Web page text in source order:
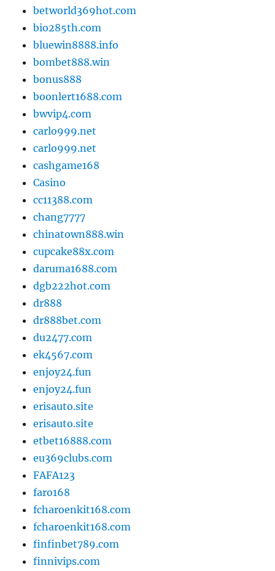
betworld369hot.com
bio285th.com
bluewin8888.info
bombet888.win
bonus888
boonlert1688.com
bwvip4.com
carlo999.net
carlo999.net
cashgame168
Casino
cc11388.com
chang7777
chinatown888.win
cupcake88x.com
daruma1688.com
dgb222hot.com
dr888
dr888bet.com
du2477.com
ek4567.com
enjoy24.fun
enjoy24.fun
erisauto.site
erisauto.site
etbet16888.com
eu369clubs.com
FAFA123
faro168
fcharoenkit168.com
fcharoenkit168.com
finfinbet789.com
finnivips.com